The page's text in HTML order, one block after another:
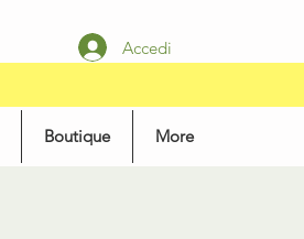
Accedi
Boutique More